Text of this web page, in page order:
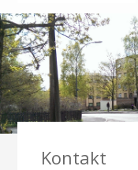
Kontakt